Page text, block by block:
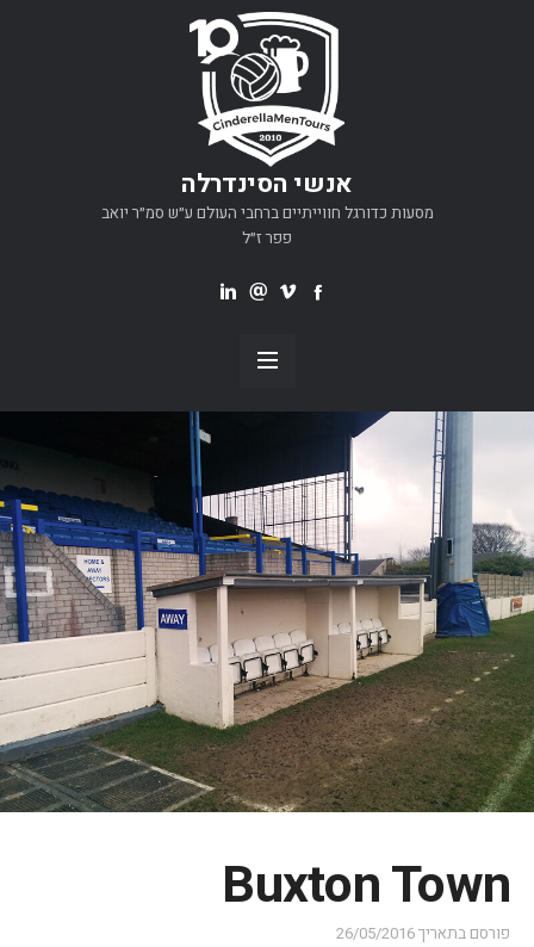
אנשי הסינדרלה
מסעות כדורגל חווייתיים ברחבי העולם ע״ש סמ״ר יואב
פפר ז״ל
Buxton Town
פורסם בתאריך26/05/2016